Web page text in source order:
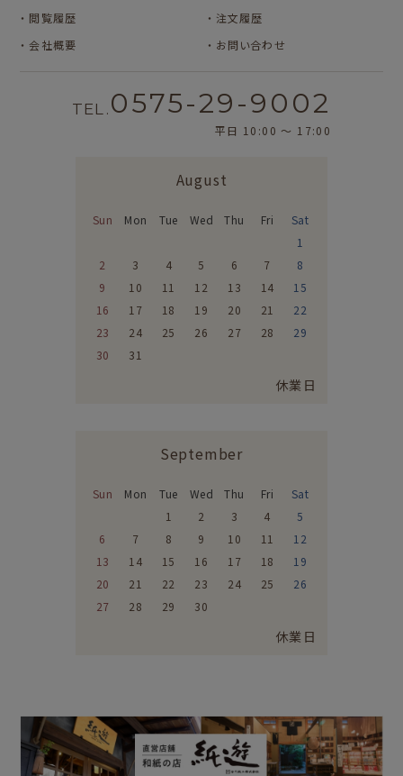
閲覧履歴
注文履歴
会社概要
お問い合わせ
TEL. 0575-29-9002
平日 10:00 〜 17:00
August
Sun Mon Tue Wed Thu Fri
Sat
1
2
3 4 5 6 7
8
9
10 11 12 13 14
15
16
17 18 19 20 21
22
23
24 25 26 27 28
29
30
31
休業日
September
Sun Mon Tue Wed Thu Fri
Sat
1
2 3 4
5
6
7 8 9 10 11
12
13
14 15 16 17 18
19
20
21 22 23 24 25
26
27
28 29 30
休業日